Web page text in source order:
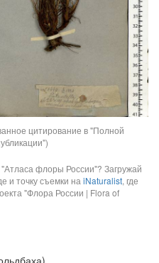
цитирование в "Полной
флоры России"? Загружай
и точку съемки на iNaturalist, где
"Флора России | Flora of